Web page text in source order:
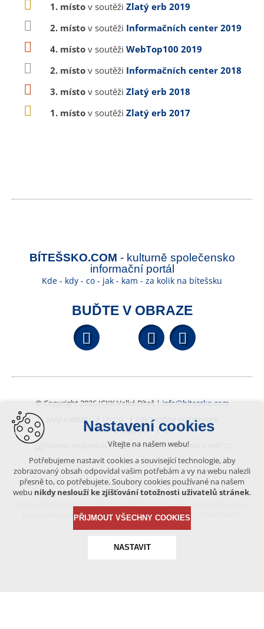
1. místo v soutěži Zlatý erb 2019
2. místo v soutěži Informačních center 2019
4. místo v soutěži WebTop100 2019
2. místo v soutěži Informačních center 2018
3. místo v soutěži Zlatý erb 2018
1. místo v soutěži Zlatý erb 2017
BÍTEŠSKO.COM - kulturně společensko
informační portál
Kde - kdy - co - jak - kam - za kolik na bítešsku
BUĎTE V OBRAZE
Facebook YouTube
© Copyright 2026 ICKK Velká Bíteš | info@bitessko.com
MAPA WEBU
ÚVOD
OBCHODNÍ PODMÍNKY
PORTÁL OBČANA
GIS
VYTVOŘENO V XART.CZ
Obsah tohoto portálu je chráněn autorským právem, které
vykonává vydavatel. Jakékoliv užití článků a fotografií z této podoby
písemného souhlasu vydavatele – BÍTEŠSKO.COM -ZAKÁZÁNO.
Nastavení cookies
Vítejte na našem webu!
Potřebujeme nastavit cookies a související technologie, aby
zobrazovaný obsah odpovídal vašim potřebám a vy na webu nalezli
přesně to, co potřebujete. Soubory cookies používané na našem
webu nikdy neslouží ke zjišťování totožnosti uživatelů stránek.
PŘIJMOUT VŠECHNY COOKIES
NASTAVIT